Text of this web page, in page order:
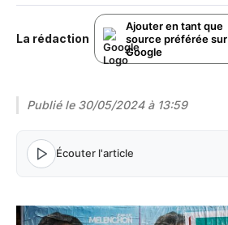
La rédaction
Ajouter en tant que
source préférée sur
Google
Publié le 30/05/2024 à 13:59
Écouter l'article